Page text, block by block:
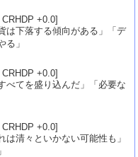
+0.0]
は下落する傾向がある」「デ
る」
+0.0]
べてを盛り込んだ」「必要な
+0.0]
は清々といかない可能性も」